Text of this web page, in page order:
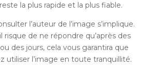
la plus rapide et la plus fiable.
l’auteur de l’image s’implique.
risque de ne répondre qu’après des
des jours, cela vous garantira que
utiliser l’image en toute tranquillité.